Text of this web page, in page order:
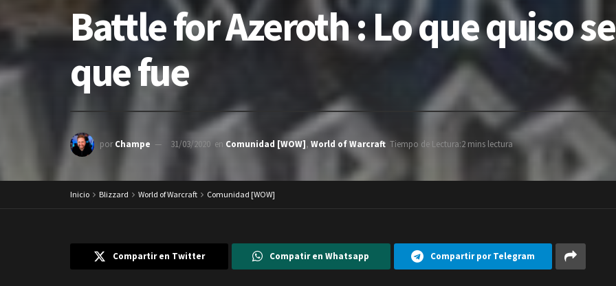
Battle for Azeroth : Lo que quiso
que fue
por Champe 31/03/2020 en Comunidad [WOW], World of Warcraft Tiempo de Lectura:2 mins lectura
Inicio Blizzard World of Warcraft Comunidad [WOW]
Compartir en Twitter Compatir en Whatsapp Compartir por Telegram